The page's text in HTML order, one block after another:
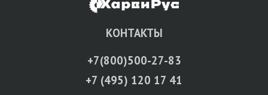
КОНТАКТЫ
+7(800)500-27-83
+7 (495) 120 17 41